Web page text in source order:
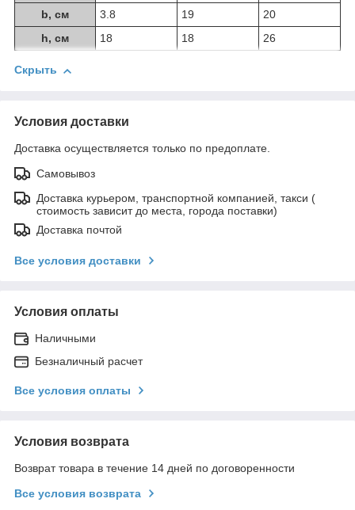
b, см
3.8 19
20
h, см
18 18 26
Скрыть
Условия доставки
Доставка осуществляется только по предоплате.
Самовывоз
Доставка курьером, транспортной компанией, такси (
стоимость зависит до места, города поставки)
Доставка почтой
Все условия доставки
Условия оплаты
Наличными
Безналичный расчет
Все условия оплаты
Условия возврата
Возврат товара в течение 14 дней по договоренности
Все условия возврата